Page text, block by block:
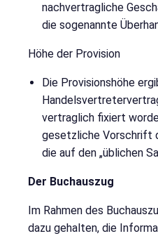
nachvertragliche
die sogenannte
Höhe der Provision
Die Provisionshöhe
vertraglich fixiert
gesetzliche Vorschrift
die auf den „üblichen
Der Buchauszug
Im Rahmen des
dazu gehalten, die